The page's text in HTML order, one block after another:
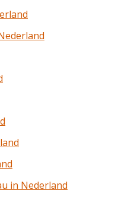
in Nederland